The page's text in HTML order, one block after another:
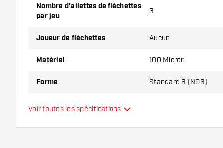
Nombre d'ailettes de fléchettes
par jeu
3
Joueur de fléchettes Aucun
Matériel 100 Micron
Forme Standard 6 (NO6)
Flexibilité
Voir toutes les spécifications